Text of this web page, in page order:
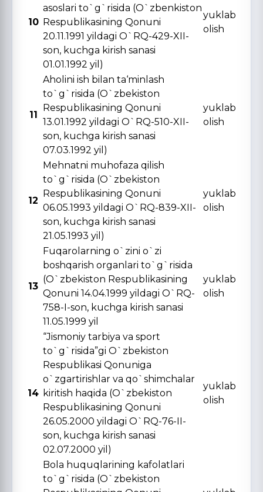
10
asoslari to`g`risida (O`zbenkiston
Respublikasining Qonuni
20.11.1991 yildagi O`RQ-429-XII-
son, kuchga kirish sanasi
01.01.1992 yil)
yuklab
olish
11
Aholini ish bilan ta‘minlash
to`g`risida (O`zbekiston
Respublikasining Qonuni
13.01.1992 yildagi O`RQ-510-XII-
son, kuchga kirish sanasi
07.03.1992 yil)
yuklab
olish
12
Mehnatni muhofaza qilish
to`g`risida (O`zbekiston
Respublikasining Qonuni
06.05.1993 yildagi O`RQ-839-XII-
son, kuchga kirish sanasi
21.05.1993 yil)
yuklab
olish
13
Fuqarolarning o`zini o`zi
boshqarish organlari to`g`risida
(O`zbekiston Respublikasining
Qonuni 14.04.1999 yildagi O`RQ-
758-I-son, kuchga kirish sanasi
11.05.1999 yil
yuklab
olish
14
“Jismoniy tarbiya va sport
to`g`risida”gi O`zbekiston
Respublikasi Qonuniga
o`zgartirishlar va qo`shimchalar
kiritish haqida (O`zbekiston
Respublikasining Qonuni
26.05.2000 yildagi O`RQ-76-II-
son, kuchga kirish sanasi
02.07.2000 yil)
yuklab
olish
Bola huquqlarining kafolatlari
to`g`risida (O`zbekiston